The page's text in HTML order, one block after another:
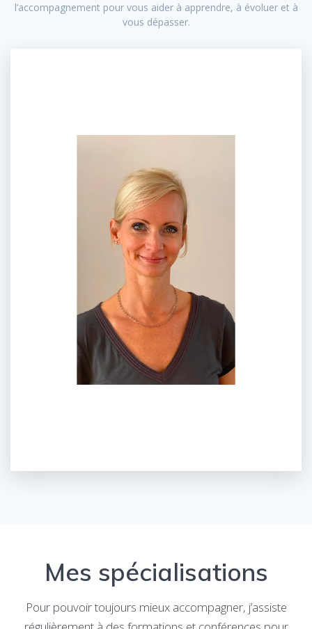
l’accompagnement pour vous aider à apprendre, à évoluer et à
vous dépasser.
Mes spécialisations
Pour pouvoir toujours mieux accompagner, j’assiste